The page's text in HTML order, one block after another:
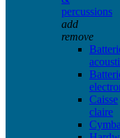
percussions
add
remove
Caisse
claire